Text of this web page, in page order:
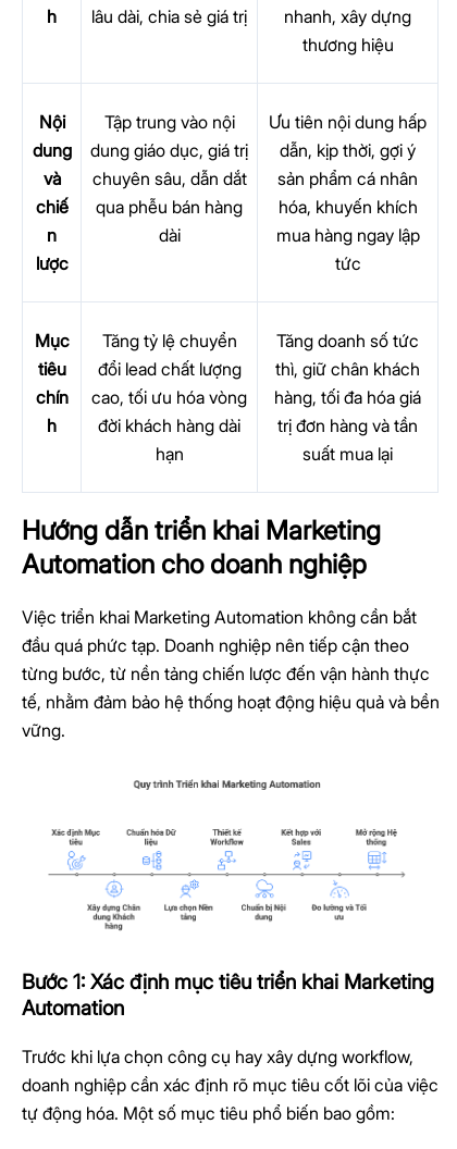
h
lâu dài, chia sẻ giá trị
nhanh, xây dựng
thương hiệu
Nội
dung
và
chiế
n
lược
Tập trung vào nội
dung giáo dục, giá trị
chuyên sâu, dẫn dắt
qua phễu bán hàng
dài
Ưu tiên nội dung hấp
dẫn, kịp thời, gợi ý
sản phẩm cá nhân
hóa, khuyến khích
mua hàng ngay lập
tức
Mục
tiêu
chín
h
Tăng tỷ lệ chuyển
đổi lead chất lượng
cao, tối ưu hóa vòng
đời khách hàng dài
hạn
Tăng doanh số tức
thì, giữ chân khách
hàng, tối đa hóa giá
trị đơn hàng và tần
suất mua lại
Hướng dẫn triển khai Marketing
Automation cho doanh nghiệp
Việc triển khai Marketing Automation không cần bắt
đầu quá phức tạp. Doanh nghiệp nên tiếp cận theo
từng bước, từ nền tảng chiến lược đến vận hành thực
tế, nhằm đảm bảo hệ thống hoạt động hiệu quả và bền
vững.
Bước 1: Xác định mục tiêu triển khai Marketing
Automation
Trước khi lựa chọn công cụ hay xây dựng workflow,
doanh nghiệp cần xác định rõ mục tiêu cốt lõi của việc
tự động hóa. Một số mục tiêu phổ biến bao gồm: